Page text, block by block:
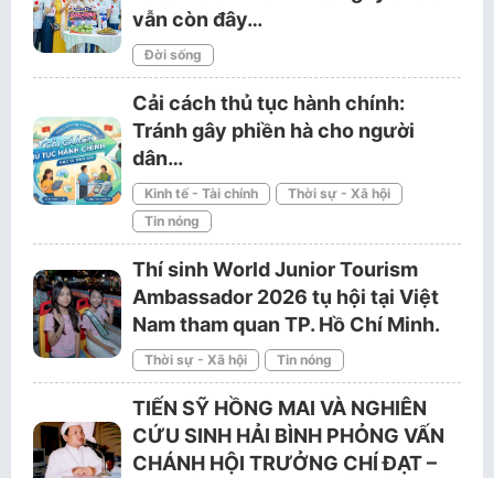
vẫn còn đây…
Đời sống
Cải cách thủ tục hành chính:
Tránh gây phiền hà cho người
dân…
Kinh tế - Tài chính
Thời sự - Xã hội
Tin nóng
Thí sinh World Junior Tourism
Ambassador 2026 tụ hội tại Việt
Nam tham quan TP. Hồ Chí Minh.
Thời sự - Xã hội Tin nóng
TIẾN SỸ HỒNG MAI VÀ NGHIÊN
CỨU SINH HẢI BÌNH PHỎNG VẤN
CHÁNH HỘI TRƯỞNG CHÍ ĐẠT –